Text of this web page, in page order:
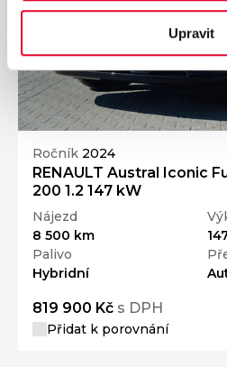
Upravit
Ročník 2024
RENAULT Austral Iconic
200 1.2 147 kW
Nájezd
8 500 km
Palivo
Hybridní
819 900 Kč s DPH
Přidat k porovnání